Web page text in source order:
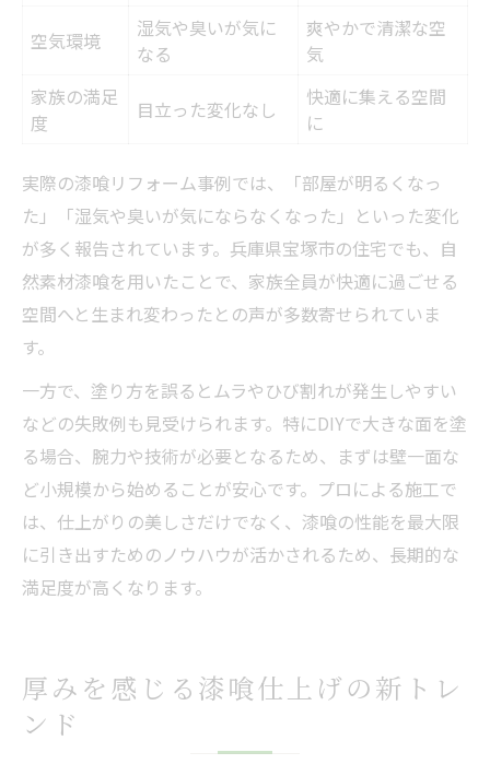
空気環境
湿気や臭いが気に
なる
爽やかで清潔な空
気
家族の満足
度
目立った変化なし
快適に集える空間
に
実際の漆喰リフォーム事例では、「部屋が明るくなっ
た」「湿気や臭いが気にならなくなった」といった変化
が多く報告されています。兵庫県宝塚市の住宅でも、自
然素材漆喰を用いたことで、家族全員が快適に過ごせる
空間へと生まれ変わったとの声が多数寄せられていま
す。
一方で、塗り方を誤るとムラやひび割れが発生しやすい
などの失敗例も見受けられます。特にDIYで大きな面を塗
る場合、腕力や技術が必要となるため、まずは壁一面な
ど小規模から始めることが安心です。プロによる施工で
は、仕上がりの美しさだけでなく、漆喰の性能を最大限
に引き出すためのノウハウが活かされるため、長期的な
満足度が高くなります。
厚みを感じる漆喰仕上げの新トレ
ンド